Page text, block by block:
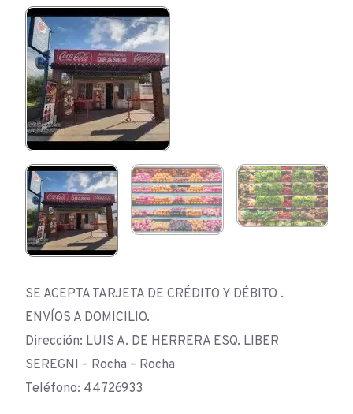
SE ACEPTA TARJETA DE CRÉDITO Y DÉBITO .
ENVÍOS A DOMICILIO.
Dirección: LUIS A. DE HERRERA ESQ. LIBER
SEREGNI – Rocha – Rocha
Teléfono: 44726933